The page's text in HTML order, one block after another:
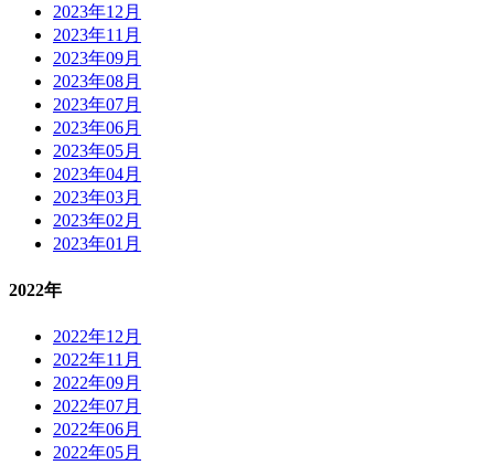
2023年12月
2023年11月
2023年09月
2023年08月
2023年07月
2023年06月
2023年05月
2023年04月
2023年03月
2023年02月
2023年01月
2022年
2022年12月
2022年11月
2022年09月
2022年07月
2022年06月
2022年05月